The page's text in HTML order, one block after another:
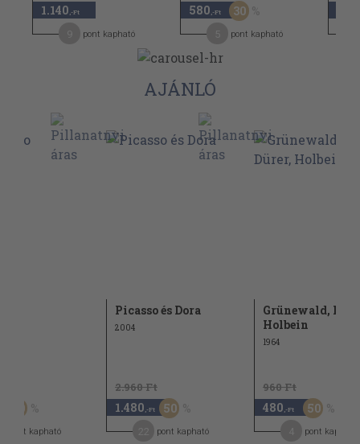
1.140 ,-Ft
pont kapható
580 ,-Ft 30
pont kapható
AJÁNLÓ
50
pont kapható
Picasso és Dora
2004
2.960 Ft
1.480 ,-Ft 50
pont kapható
Grünewald,
Holbein
1964
960 Ft
480 ,-Ft 50
pont kapható